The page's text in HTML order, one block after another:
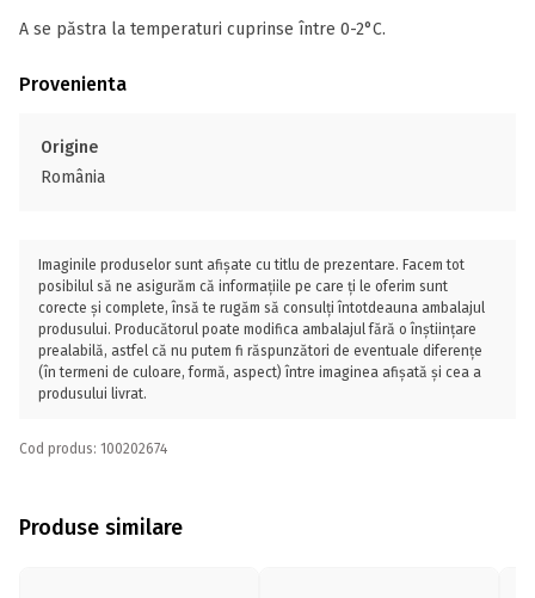
A se păstra la temperaturi cuprinse între 0-2°C.
Provenienta
Origine
România
Imaginile produselor sunt afișate cu titlu de prezentare. Facem tot
posibilul să ne asigurăm că informațiile pe care ți le oferim sunt
corecte și complete, însă te rugăm să consulți întotdeauna ambalajul
produsului. Producătorul poate modifica ambalajul fără o înștiințare
prealabilă, astfel că nu putem fi răspunzători de eventuale diferențe
(în termeni de culoare, formă, aspect) între imaginea afișată și cea a
produsului livrat.
Cod produs: 100202674
Produse similare